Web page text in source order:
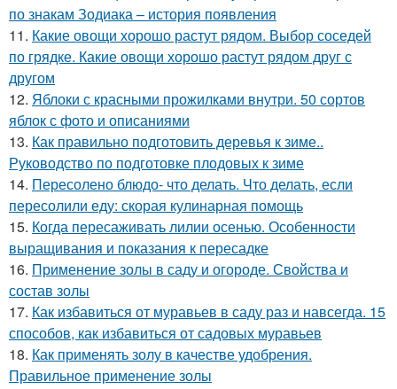
по знакам Зодиака – история появления
11. Какие овощи хорошо растут рядом. Выбор соседей
по грядке. Какие овощи хорошо растут рядом друг с
другом
12. Яблоки с красными прожилками внутри. 50 сортов
яблок с фото и описаниями
13. Как правильно подготовить деревья к зиме..
Руководство по подготовке плодовых к зиме
14. Пересолено блюдо- что делать. Что делать, если
пересолили еду: скорая кулинарная помощь
15. Когда пересаживать лилии осенью. Особенности
выращивания и показания к пересадке
16. Применение золы в саду и огороде. Свойства и
состав золы
17. Как избавиться от муравьев в саду раз и навсегда. 15
способов, как избавиться от садовых муравьев
18. Как применять золу в качестве удобрения.
Правильное применение золы